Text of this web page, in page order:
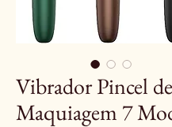
Vibrador Pincel de
Maquiagem 7